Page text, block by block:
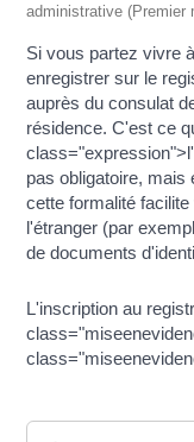
administrative (Premier
Si vous partez vivre
enregistrer sur le
auprès du consulat
résidence. C'est ce
pas obligatoire,
cette formalité
l'étranger (par
de documents
L'inscription au